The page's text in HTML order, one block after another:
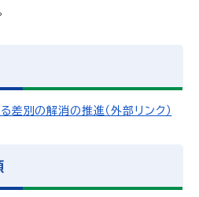
別の解消の推進（外部リンク）